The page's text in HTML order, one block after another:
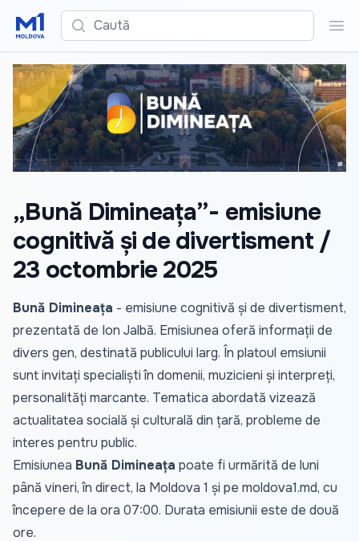
Caută
„Bună Dimineața”- emisiune
cognitivă și de divertisment /
23 octombrie 2025
Bună Dimineața - emisiune cognitivă și de divertisment,
prezentată de Ion Jalbă. Emisiunea oferă informații de
divers gen, destinată publicului larg. În platoul emsiunii
sunt invitați specialiști în domenii, muzicieni și interpreți,
personalități marcante. Tematica abordată vizează
actualitatea socială și culturală din țară, probleme de
interes pentru public.
Emisiunea Bună Dimineața poate fi urmărită de luni
până vineri, în direct, la Moldova 1 și pe moldova1.md, cu
începere de la ora 07:00. Durata emisiunii este de două
ore.